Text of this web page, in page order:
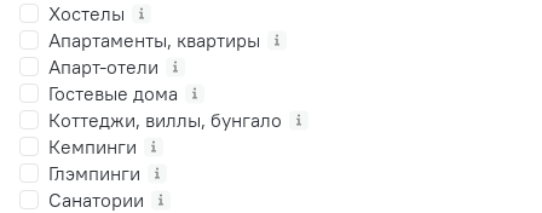
Хостелы
Апартаменты, квартиры
Апарт-отели
Гостевые дома
Коттеджи, виллы, бунгало
Кемпинги
Глэмпинги
Санатории